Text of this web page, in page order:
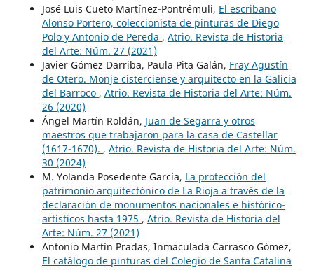
José Luis Cueto Martínez-Pontrémuli, El escribano
Alonso Portero, coleccionista de pinturas de Diego
Polo y Antonio de Pereda , Atrio. Revista de Historia
del Arte: Núm. 27 (2021)
Javier Gómez Darriba, Paula Pita Galán, Fray Agustín
de Otero. Monje cisterciense y arquitecto en la Galicia
del Barroco , Atrio. Revista de Historia del Arte: Núm.
26 (2020)
Ángel Martín Roldán, Juan de Segarra y otros
maestros que trabajaron para la casa de Castellar
(1617-1670). , Atrio. Revista de Historia del Arte: Núm.
30 (2024)
M. Yolanda Posedente García, La protección del
patrimonio arquitectónico de La Rioja a través de la
declaración de monumentos nacionales e histórico-
artísticos hasta 1975 , Atrio. Revista de Historia del
Arte: Núm. 27 (2021)
Antonio Martín Pradas, Inmaculada Carrasco Gómez,
El catálogo de pinturas del Colegio de Santa Catalina